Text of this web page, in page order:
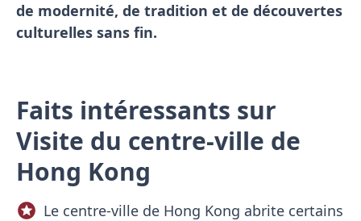
de modernité, de tradition et de découvertes
culturelles sans fin.
Faits intéressants sur
Visite du centre-ville de
Hong Kong
Le centre-ville de Hong Kong abrite certains